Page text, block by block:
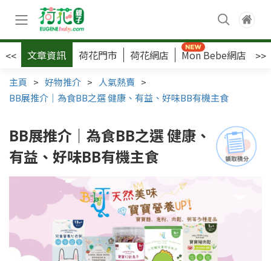
<< 文章資訊 荷花門市 荷花網店 Mon Bebe網店 >>
主頁 > 好物推介 > 人氣熱賣 >
BB展推介｜為食BB之選 健康、有益、好味BB有機主食
BB展推介｜為食BB之選 健康、
有益、好味BB有機主食